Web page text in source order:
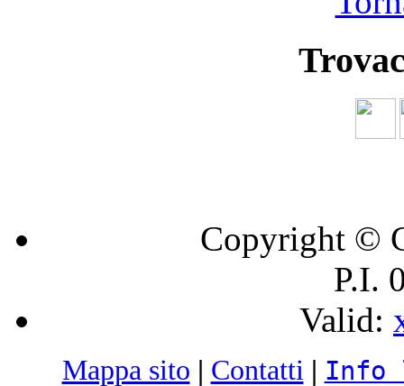
Copyright ©
P.I.
Valid:
Mappa sito | Contatti | Info